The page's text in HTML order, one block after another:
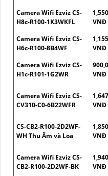
Camera Wifi Ezviz CS-
H8c-R100-1K3WKFL
VNĐ
Camera Wifi Ezviz CS-
H6c-R100-8B4WF
VNĐ
Camera Wifi Ezviz CS-
H1c-R101-1G2WR
VNĐ
Camera Wifi Ezviz CS-
CV310-C0-6B22WFR
VNĐ
CS-CB2-R100-2D2WF-
WH Thu Âm và Loa
VNĐ
Camera Wifi Ezviz CS-
CB2-R100-2D2WF-BK
VNĐ